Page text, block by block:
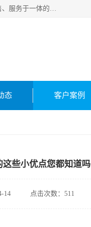
广东广星珠江电缆实业有限公司是一家广东广星珠江电缆厂家主营：广东广星珠江电缆，集线缆研发、生产销售、服务于一体的生产企业。公司自创立以来，确立了“广星珠江电缆，您的一站式采购”的战略发展口号，明确了将广星珠江打造成“线缆产品种类覆盖较广较全、质量较优、服务较好的大型综合性*化生产企业”的发展目标。
态 客户案例
些小优点您都知道吗
14 点击次数：511